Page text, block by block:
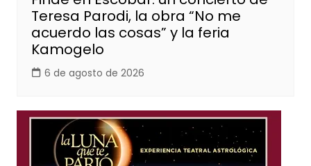
Teresa Parodi, la obra “No me
acuerdo las cosas” y la feria
Kamogelo
6 de agosto de 2026